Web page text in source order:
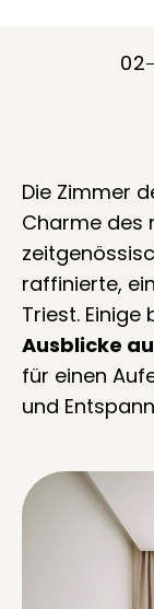
02
Die Zimmer
Charme des
raffinierte,
Triest.
Ausblicke
für einen
und